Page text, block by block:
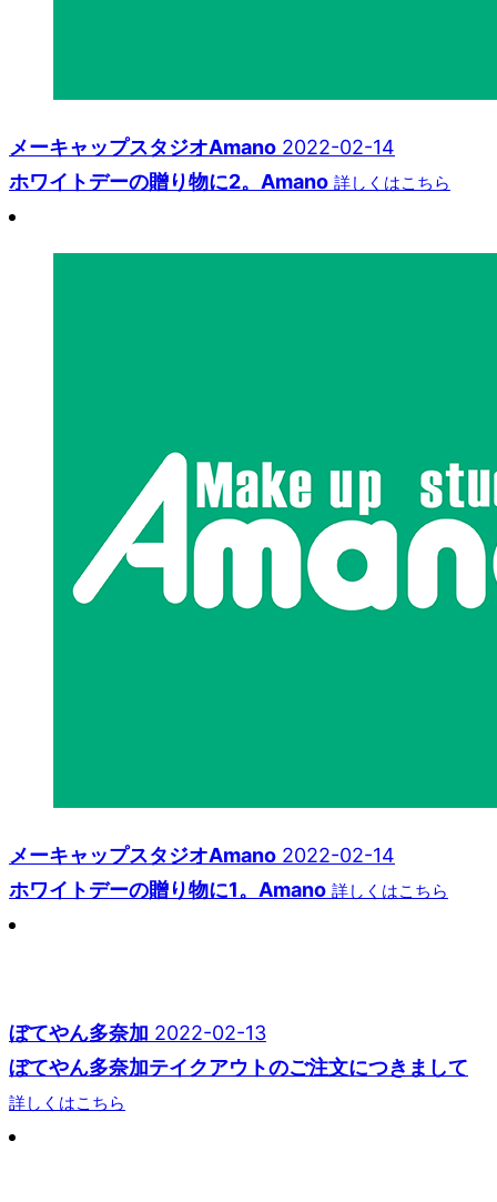
メーキャップスタジオAmano 2022-02-14
ホワイトデーの贈り物に2。Amano 詳しくはこちら
メーキャップスタジオAmano 2022-02-14
ホワイトデーの贈り物に1。Amano 詳しくはこちら
ぼてやん多奈加 2022-02-13
ぼてやん多奈加テイクアウトのご注文につきまして
詳しくはこちら